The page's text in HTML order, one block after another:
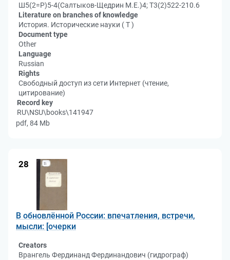
Ш5(2=Р)5-4(Салтыков-Щедрин М.Е.)4; Т3(2)522-210.6
Literature on branches of knowledge
История. Исторические науки ( Т )
Document type
Other
Language
Russian
Rights
Свободный доступ из сети Интернет (чтение,
цитирование)
Record key
RU\NSU\books\141947
pdf, 84 Mb
28
В обновлённой России: впечатления, встречи,
мысли: [очерки
Creators
Врангель Фердинанд Фердинандович (гидрограф)